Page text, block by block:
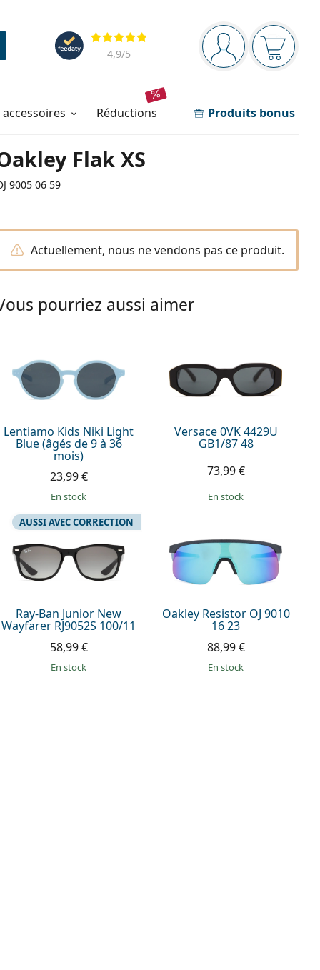
Barre de navigation
Vous êtesVotre
Évaluation
4,9/5
réductions Produits bonus
Flak XS
9005 06 59
Actuellement, nous ne vendons pas ce produit.
pourriez aussi aimer
Lentiamo Kids Niki Light
Blue (âgés de 9 à 36
mois)
23,99 €
en stock
Versace 0VK 4429U
GB1/87 48
73,99 €
en stock
Ray-Ban Junior New
Wayfarer RJ9052S 100/11
AUSSI AVEC CORRECTION
58,99 €
en stock
Oakley Resistor OJ 9010
16 23
88,99 €
en stock